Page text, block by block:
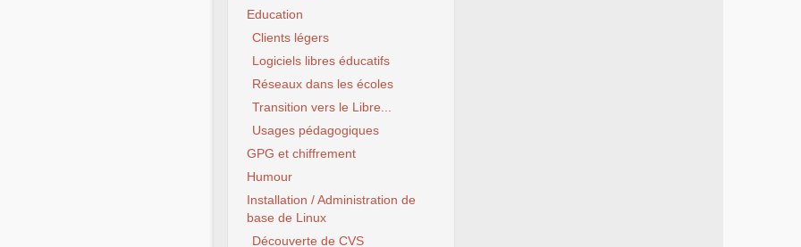
Education
Clients légers
Logiciels libres éducatifs
Réseaux dans les écoles
Transition vers le Libre...
Usages pédagogiques
GPG et chiffrement
Humour
Installation / Administration de
base de Linux
Découverte de CVS